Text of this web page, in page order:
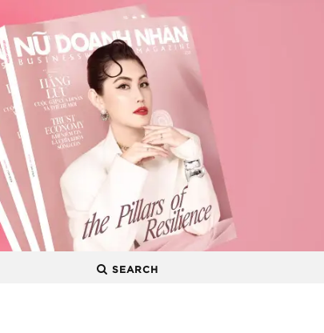
SEARCH